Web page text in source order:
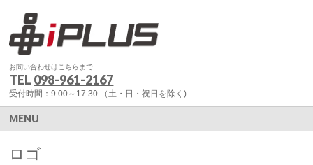
お問い合わせはこちらまで
TEL 098-961-2167
受付時間：9:00～17:30 （土・日・祝日を除く)
MENU
ロゴ